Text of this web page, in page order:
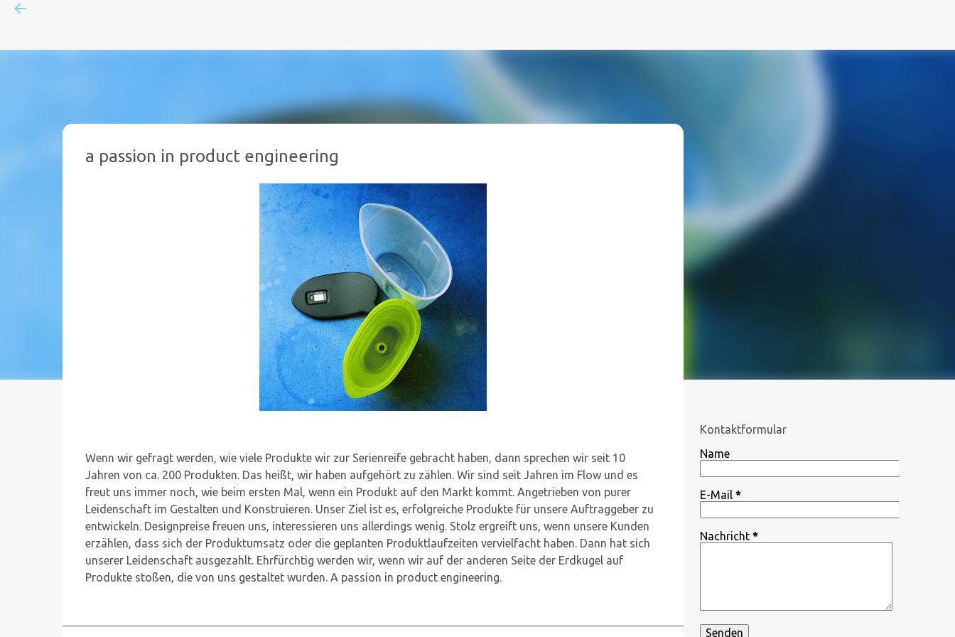
a passion in product engineering
Wenn wir gefragt werden, wie viele Produkte wir zur Serienreife gebracht haben, dann sprechen wir seit 10
Jahren von ca. 200 Produkten. Das heißt, wir haben aufgehört zu zählen. Wir sind seit Jahren im Flow und es
freut uns immer noch, wie beim ersten Mal, wenn ein Produkt auf den Markt kommt. Angetrieben von purer
Leidenschaft im Gestalten und Konstruieren. Unser Ziel ist es, erfolgreiche Produkte für unsere Auftraggeber zu
entwickeln. Designpreise freuen uns, interessieren uns allerdings wenig. Stolz ergreift uns, wenn unsere Kunden
erzählen, dass sich der Produktumsatz oder die geplanten Produktlaufzeiten vervielfacht haben. Dann hat sich
unserer Leidenschaft ausgezahlt. Ehrfürchtig werden wir, wenn wir auf der anderen Seite der Erdkugel auf
Produkte stoßen, die von uns gestaltet wurden. A passion in product engineering.
Kontaktformular
Name
E-Mail *
Nachricht *